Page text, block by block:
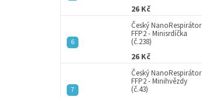
26 Kč
Český NanoRespirátor
FFP2 - Minisrdíčka
(č.238)
26 Kč
Český NanoRespirátor
FFP2 - Minihvězdy
(č.43)